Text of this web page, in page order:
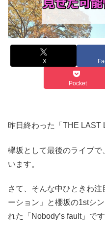
X
Pocket
昨日終わった「THE LAST
欅坂として最後のライブ
います。
さて、そんな中ひときわ
ーション」と櫻坂の1stシ
れた「Nobody’s fault」です